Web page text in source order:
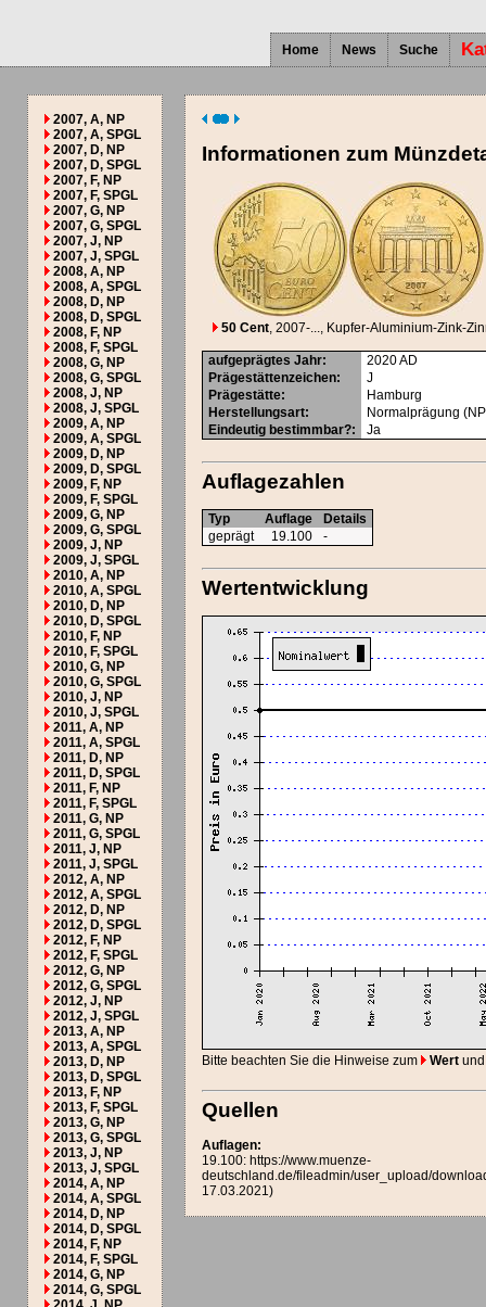
Home News Suche
2007, A, NP
2007, A, SPGL
2007, D, NP
2007, D, SPGL
2007, F, NP
2007, F, SPGL
2007, G, NP
2007, G, SPGL
2007, J, NP
2007, J, SPGL
2008, A, NP
2008, A, SPGL
2008, D, NP
2008, D, SPGL
2008, F, NP
2008, F, SPGL
2008, G, NP
2008, G, SPGL
2008, J, NP
2008, J, SPGL
2009, A, NP
2009, A, SPGL
2009, D, NP
2009, D, SPGL
2009, F, NP
2009, F, SPGL
2009, G, NP
2009, G, SPGL
2009, J, NP
2009, J, SPGL
2010, A, NP
2010, A, SPGL
2010, D, NP
2010, D, SPGL
2010, F, NP
2010, F, SPGL
2010, G, NP
2010, G, SPGL
2010, J, NP
2010, J, SPGL
2011, A, NP
2011, A, SPGL
2011, D, NP
2011, D, SPGL
2011, F, NP
2011, F, SPGL
2011, G, NP
2011, G, SPGL
2011, J, NP
2011, J, SPGL
2012, A, NP
2012, A, SPGL
2012, D, NP
2012, D, SPGL
2012, F, NP
2012, F, SPGL
2012, G, NP
2012, G, SPGL
2012, J, NP
2012, J, SPGL
2013, A, NP
2013, A, SPGL
2013, D, NP
2013, D, SPGL
2013, F, NP
2013, F, SPGL
2013, G, NP
2013, G, SPGL
2013, J, NP
2013, J, SPGL
2014, A, NP
2014, A, SPGL
2014, D, NP
2014, D, SPGL
2014, F, NP
2014, F, SPGL
2014, G, NP
2014, G, SPGL
Informationen zum
50 Cent, 2007-..., Kupfer-Aluminium-Zink-
aufgeprägtes Jahr: 2020AD
Prägestättenzeichen:
J
Prägestätte:
Hamburg
Herstellungsart:
Normalprägung
Eindeutig bestimmbar?: Ja
Auflagezahlen
Typ Auflage
Details
geprägt
19.100 -
Wertentwicklung
Bitte beachten Sie die Hinweise zum Wert
Quellen
Auflagen:
19.100: https://www.muenze-
deutschland.de/fileadmin/user_upload/
17.03.2021)